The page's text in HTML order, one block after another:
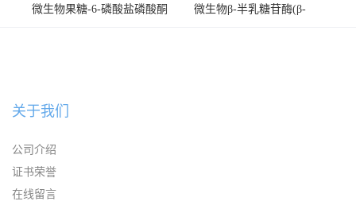
微生物果糖-6-磷酸盐磷酸酮
微生物β-半乳糖苷酶(β-
关于我们
公司介绍
证书荣誉
在线留言